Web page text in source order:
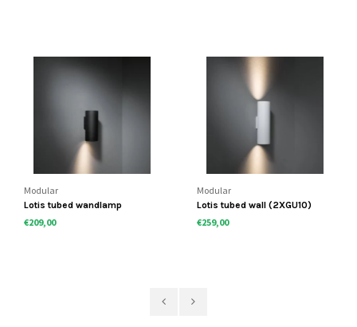
Modular
Lotis tubed wandlamp
(1xGU10)
€209,00
Modular
Lotis tubed wall (2XGU10)
€259,00